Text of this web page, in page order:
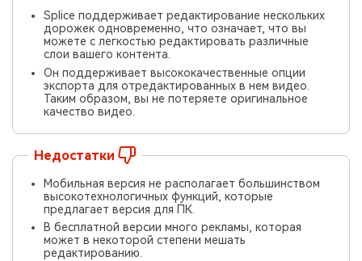
Splice поддерживает редактирование нескольких
дорожек одновременно, что означает, что вы
можете с легкостью редактировать различные
слои вашего контента.
Он поддерживает высококачественные опции
экспорта для отредактированных в нем видео.
Таким образом, вы не потеряете оригинальное
качество видео.
Недостатки
Мобильная версия не располагает большинством
высокотехнологичных функций, которые
предлагает версия для ПК.
В бесплатной версии много рекламы, которая
может в некоторой степени мешать
редактированию.